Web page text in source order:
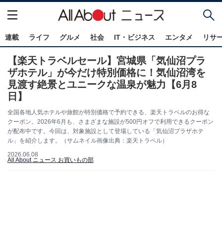
連載 ライフ グルメ 社会 IT・ビジネス エンタメ リサ
【楽天トラベルセール】宮城県「気仙沼プラ
ザホテル」が今だけ特別価格に！気仙沼湾を
見渡す絶景とユニークな温泉が魅力【6月8
日】
全国各地人気ホテルや旅館が特別価格で予約できる、楽天トラベルのお得な
クーポン。2026年6月も、さまざまな施設が500円オフで利用できるクーポン
が配布中です。今回は、対象施設として登場している「気仙沼プラザホテ
ル」を紹介します。（サムネイル画像出典：楽天トラベル）
2026.06.08
All About ニュース お買いもの部